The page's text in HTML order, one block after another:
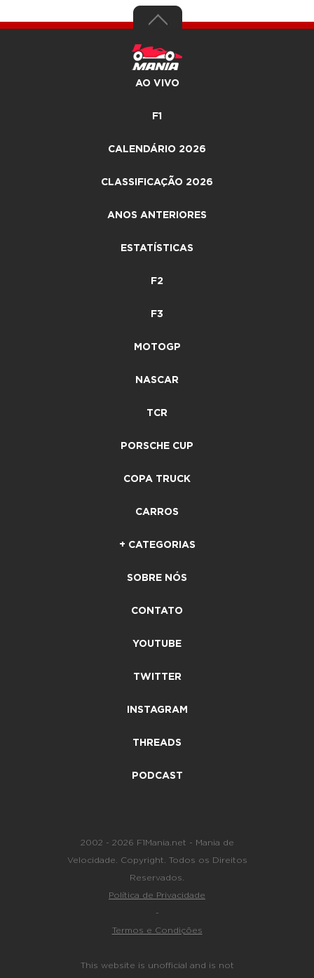
AO VIVO
F1
CALENDÁRIO 2026
CLASSIFICAÇÃO 2026
ANOS ANTERIORES
ESTATÍSTICAS
F2
F3
MOTOGP
NASCAR
TCR
PORSCHE CUP
COPA TRUCK
CARROS
+ CATEGORIAS
SOBRE NÓS
CONTATO
YOUTUBE
TWITTER
INSTAGRAM
THREADS
PODCAST
2002 - 2026 F1Mania.net - Mania de
Velocidade. Copyright. Todos os Direitos
Reservados.
Política de Privacidade
-
Termos e Condições
This website is unofficial and is not